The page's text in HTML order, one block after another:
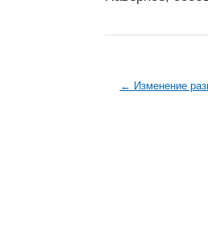
← Изменение